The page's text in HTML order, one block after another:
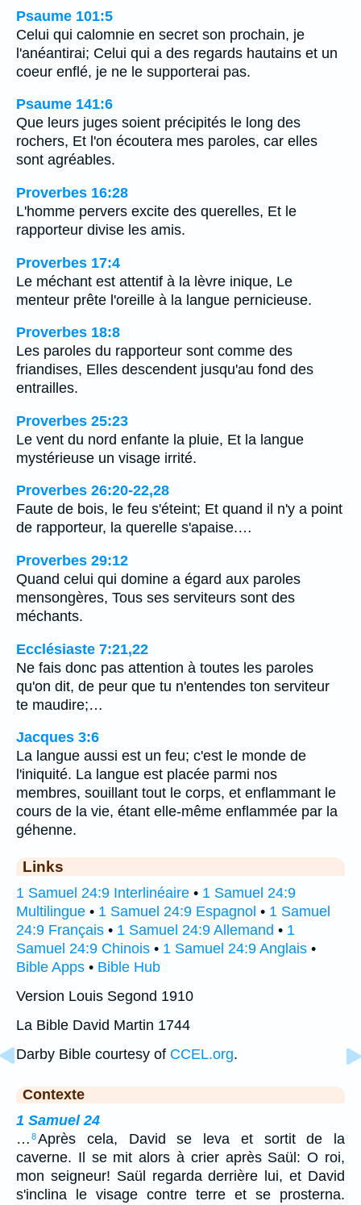
Psaume 101:5
Celui qui calomnie en secret son prochain, je
l'anéantirai; Celui qui a des regards hautains et un
coeur enflé, je ne le supporterai pas.
Psaume 141:6
Que leurs juges soient précipités le long des
rochers, Et l'on écoutera mes paroles, car elles
sont agréables.
Proverbes 16:28
L'homme pervers excite des querelles, Et le
rapporteur divise les amis.
Proverbes 17:4
Le méchant est attentif à la lèvre inique, Le
menteur prête l'oreille à la langue pernicieuse.
Proverbes 18:8
Les paroles du rapporteur sont comme des
friandises, Elles descendent jusqu'au fond des
entrailles.
Proverbes 25:23
Le vent du nord enfante la pluie, Et la langue
mystérieuse un visage irrité.
Proverbes 26:20-22,28
Faute de bois, le feu s'éteint; Et quand il n'y a point
de rapporteur, la querelle s'apaise.…
Proverbes 29:12
Quand celui qui domine a égard aux paroles
mensongères, Tous ses serviteurs sont des
méchants.
Ecclésiaste 7:21,22
Ne fais donc pas attention à toutes les paroles
qu'on dit, de peur que tu n'entendes ton serviteur
te maudire;…
Jacques 3:6
La langue aussi est un feu; c'est le monde de
l'iniquité. La langue est placée parmi nos
membres, souillant tout le corps, et enflammant le
cours de la vie, étant elle-même enflammée par la
géhenne.
Links
1 Samuel 24:9 Interlinéaire • 1 Samuel 24:9
Multilingue • 1 Samuel 24:9 Espagnol • 1 Samuel
24:9 Français • 1 Samuel 24:9 Allemand • 1
Samuel 24:9 Chinois • 1 Samuel 24:9 Anglais •
Bible Apps • Bible Hub
Version Louis Segond 1910
La Bible David Martin 1744
Darby Bible courtesy of CCEL.org.
Contexte
1 Samuel 24
… 8Après cela, David se leva et sortit de la
caverne. Il se mit alors à crier après Saül: O roi,
mon seigneur! Saül regarda derrière lui, et David
s'inclina le visage contre terre et se prosterna.